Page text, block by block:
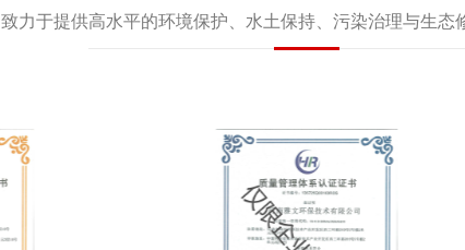
致力于提供高水平的环境保护、水土保持、污染治理与生态